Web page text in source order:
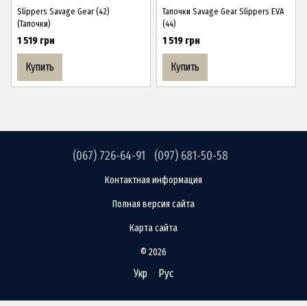
Slippers Savage Gear (42)
(Тапочки)
1 519 грн
Купить
Тапочки Savage Gear Slippers EVA
(44)
1 519 грн
Купить
(067) 726-64-91 (097) 681-50-58
Контактная информация
Полная версия сайта
Карта сайта
© 2026
Укр Рус